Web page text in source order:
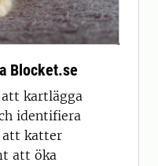
Blocket.se
kartlägga
identifiera
att katter
att öka